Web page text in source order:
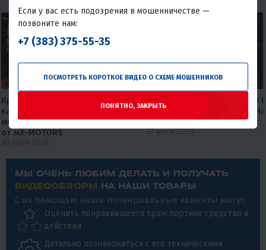
Круизер, который не бьет по
карману🔥🔥 Обзор дорожного
мотоцикла FAIDET Rebel 400 EFI
от мX-MOTORS
Максискутер PROMAX ADV
— лучшее предложение на
рынке.
27 июля 2026
МЫ ОЧЕНЬ ЛЮБИМ ДЕЛАТЬ И ПОЛУЧАТЬ
ВИДЕООБЗОРЫ НА НАШИ ТОВАРЫ
С их помощью наши потенциальные клиенты могут:
Оценить понравившееся транспортное средство в
действии
Детально познакомиться с его техническими
Если у вас есть подозрения в мошенничестве —
позвоните нам:
+7 (383) 375-55-35
ПОСМОТРЕТЬ КОРОТКОЕ ВИДЕО О СХЕМЕ МОШЕННИКОВ
ПОНЯТНО, ЗАКРЫТЬ